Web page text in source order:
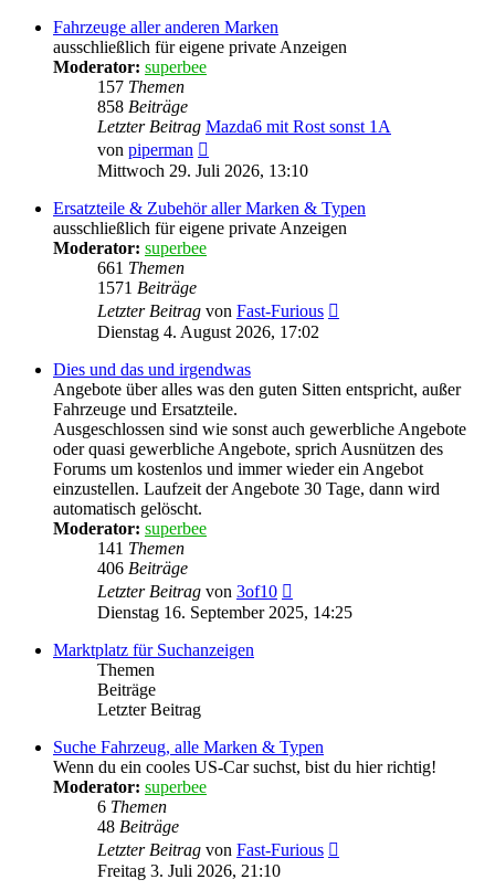
Fahrzeuge aller anderen Marken
ausschließlich für eigene private Anzeigen
Moderator: superbee
157 Themen
858 Beiträge
Letzter Beitrag Mazda6 mit Rost sonst 1A
von piperman
Beitrag
Mittwoch 29. Juli 2026, 13:10
Ersatzteile & Zubehör aller Marken & Typen
ausschließlich für eigene private Anzeigen
Moderator: superbee
661 Themen
1571 Beiträge
Letzter Beitrag von Fast-Furious
Dienstag 4. August 2026, 17:02
Dies und das und irgendwas
Angebote über alles was den guten Sitten entspricht, außer
Fahrzeuge und Ersatzteile.
Ausgeschlossen sind wie sonst auch gewerbliche Angebote
oder quasi gewerbliche Angebote, sprich Ausnützen des
Forums um kostenlos und immer wieder ein Angebot
einzustellen. Laufzeit der Angebote 30 Tage, dann wird
automatisch gelöscht.
Moderator: superbee
141 Themen
406 Beiträge
Letzter Beitrag von 3of10
Beitrag
Dienstag 16. September 2025, 14:25
Marktplatz für Suchanzeigen
Themen
Beiträge
Letzter Beitrag
Suche Fahrzeug, alle Marken & Typen
Wenn du ein cooles US-Car suchst, bist du hier richtig!
Moderator: superbee
6 Themen
48 Beiträge
Letzter Beitrag von Fast-Furious
Freitag 3. Juli 2026, 21:10